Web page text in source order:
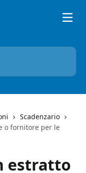
Scadenzario
o fornitore per le
estratto